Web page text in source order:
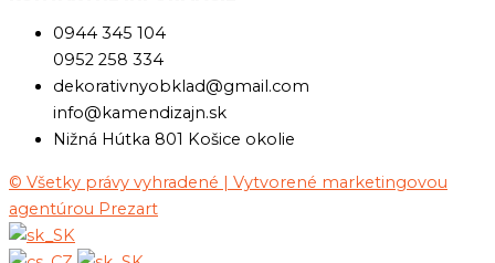
0944 345 104
0952 258 334
dekorativnyobklad@gmail.com
info@kamendizajn.sk
Nižná Hútka 801 Košice okolie
© Všetky právy vyhradené | Vytvorené marketingovou
agentúrou Prezart